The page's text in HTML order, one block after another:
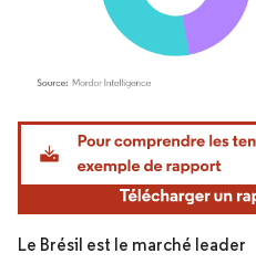
Image © Mordor Intelligence. La
Le Brésil est le marché leader